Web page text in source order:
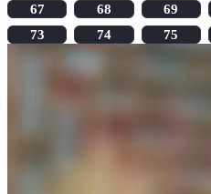
67
68 69
73
74 75